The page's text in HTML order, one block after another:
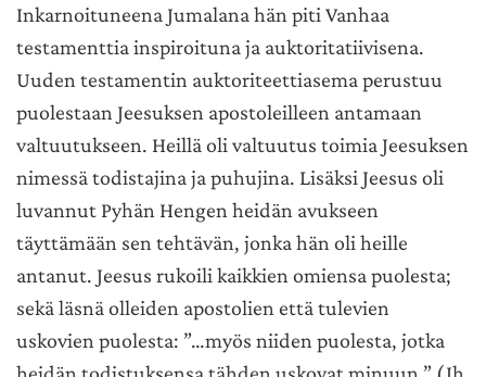
Inkarnoituneena Jumalana hän piti Vanhaa
testamenttia inspiroituna ja auktoritatiivisena.
Uuden testamentin auktoriteettiasema perustuu
puolestaan Jeesuksen apostoleilleen antamaan
valtuutukseen. Heillä oli valtuutus toimia Jeesuksen
nimessä todistajina ja puhujina. Lisäksi Jeesus oli
luvannut Pyhän Hengen heidän avukseen
täyttämään sen tehtävän, jonka hän oli heille
antanut. Jeesus rukoili kaikkien omiensa puolesta;
sekä läsnä olleiden apostolien että tulevien
uskovien puolesta: ”…myös niiden puolesta, jotka